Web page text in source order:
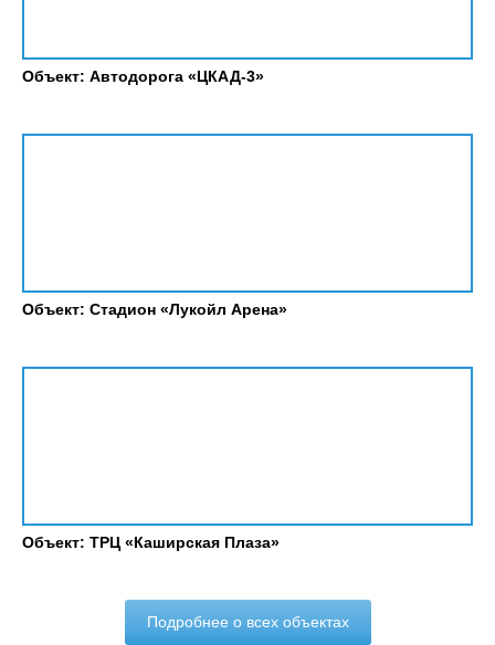
Объект: Автодорога «ЦКАД-3»
Объект: Стадион «Лукойл Арена»
Объект: ТРЦ «Каширская Плаза»
Подробнее о всех объектах